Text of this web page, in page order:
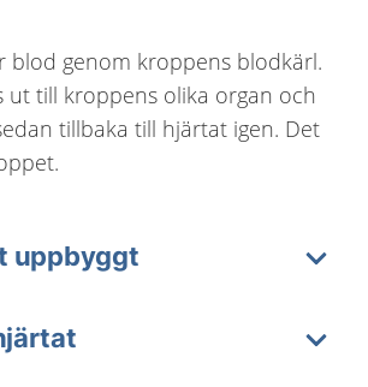
blod genom kroppens blodkärl.
ut till kroppens olika organ och
tillbaka till hjärtat igen. Det
uppbyggt